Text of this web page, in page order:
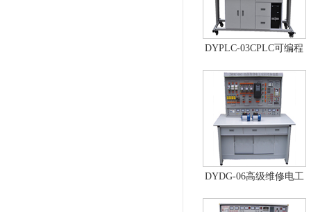
DYPLC-03CPLC可编程
统、自动控制原理综合
实验台
DYDG-06高级维修电工
型）